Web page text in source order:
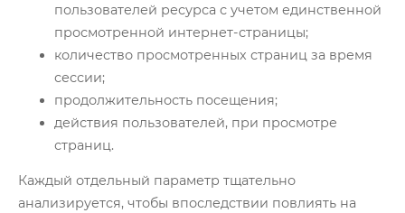
пользователей ресурса с учетом единственной
просмотренной интернет-страницы;
количество просмотренных страниц за время
сессии;
продолжительность посещения;
действия пользователей, при просмотре
страниц.
Каждый отдельный параметр тщательно
анализируется, чтобы впоследствии повлиять на